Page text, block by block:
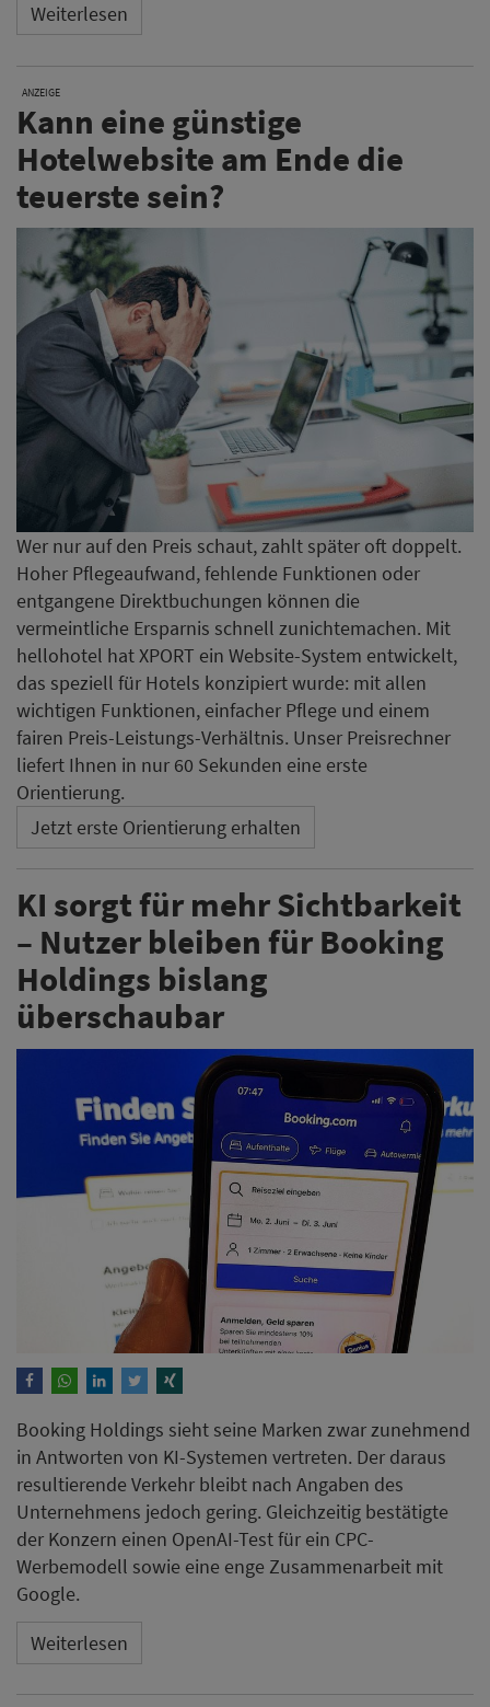
Weiterlesen
ANZEIGE
Kann eine günstige
Hotelwebsite am Ende die
teuerste sein?
Wer nur auf den Preis schaut, zahlt später oft doppelt.
Hoher Pflegeaufwand, fehlende Funktionen oder
entgangene Direktbuchungen können die
vermeintliche Ersparnis schnell zunichtemachen. Mit
hellohotel hat XPORT ein Website-System entwickelt,
das speziell für Hotels konzipiert wurde: mit allen
wichtigen Funktionen, einfacher Pflege und einem
fairen Preis-Leistungs-Verhältnis. Unser Preisrechner
liefert Ihnen in nur 60 Sekunden eine erste
Orientierung.
Jetzt erste Orientierung erhalten
KI sorgt für mehr Sichtbarkeit
– Nutzer bleiben für Booking
Holdings bislang
überschaubar
Booking Holdings sieht seine Marken zwar zunehmend
in Antworten von KI-Systemen vertreten. Der daraus
resultierende Verkehr bleibt nach Angaben des
Unternehmens jedoch gering. Gleichzeitig bestätigte
der Konzern einen OpenAI-Test für ein CPC-
Werbemodell sowie eine enge Zusammenarbeit mit
Google.
Weiterlesen